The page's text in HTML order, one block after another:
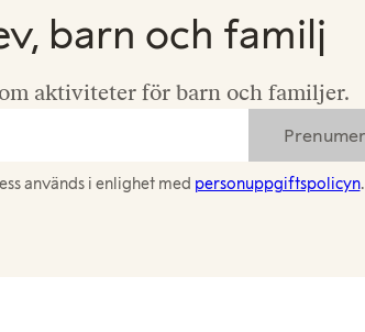
barn och familj
aktiviteter för barn och familjer.
används i enlighet med personuppgiftspolicyn.